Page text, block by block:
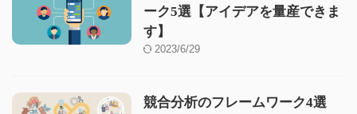
ーク5選【アイデアを量産できま
す】
2023/6/29
競合分析のフレームワーク4選